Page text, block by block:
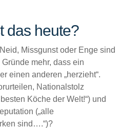
das heute?
Missgunst oder Enge sind
mehr, dass ein
einen anderen „herzieht“.
Nationalstolz
Köche der Welt!“) und
(„alle
sind….“)?